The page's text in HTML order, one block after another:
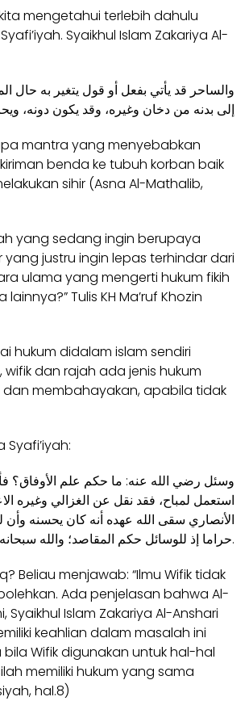
mengetahui terlebih dahulu
Syaikhul Islam Zakariya Al-
ﻭاﻟﺴﺎﺣﺮ ﻗﺪ ﻳﺄﺗﻲ ﺑﻔﻌﻞ ﺃﻭ ﻗﻮﻝ ﻳﺘﻐﻴﺮ ﺑﻪ
ﺇﻟﻰ ﺑﺪﻧﻪ ﻣﻦ ﺩﺧﺎﻥ ﻭﻏﻴﺮﻩ، ﻭﻗﺪ ﻳﻜﻮﻥ ﺩﻭﻧﻪ،
mantra yang menyebabkan
benda ke tubuh korban baik
sihir (Asna Al-Mathalib,
yang sedang ingin berupaya
justru ingin lepas terhindar dari
ulama yang mengerti hukum fikih
Tulis KH Ma’ruf Khozin
hukum didalam islam sendiri
dan rajah ada jenis hukum
membahayakan, apabila tidak
ﻭﺳﺌﻞ ﺭﺿﻲ اﻟﻠﻪ ﻋﻨﻪ: ﻣﺎ ﺣﻜﻢ ﻋﻠﻢ اﻷﻭﻓﺎﻕ؟
اﺳﺘﻌﻤﻞ ﻟﻤﺒﺎﺡ، ﻓﻘﺪ ﻧﻘﻞ ﻋﻦ اﻟﻐﺰاﻟﻲ ﻭﻏﻴﺮﻩ
اﻷﻧﺼﺎﺭﻱ ﺳﻘﻰ اﻟﻠﻪ ﻋﻬﺪﻩ ﺃﻧﻪ ﻛﺎﻥ ﻳﺤﺴﻨﻪ ﻭﺃﻥ
ﺣﺮاﻣﺎ ﺇﺫ ﻟﻠﻮﺳﺎﺋﻞ ﺣﻜﻢ اﻟﻤﻘﺎﺻﺪ؛ ﻭاﻟﻠﻪ ﺳﺒﺤﺎﻧﻪ ﻭﺗﻌﺎﻟﻰ ﺃﻋﻠﻢ ﺑﺎﻟﺼﻮاﺏ.
Beliau menjawab: “Ilmu Wifik tidak
Ada penjelasan bahwa Al-
Islam Zakariya Al-Anshari
keahlian dalam masalah ini
Wifik digunakan untuk hal-hal
memiliki hukum yang sama
hal.8)